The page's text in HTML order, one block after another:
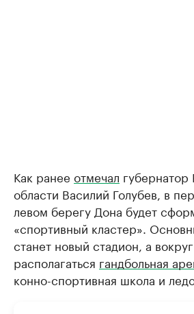
Как ранее отмечал губернатор
области Василий Голубев, в
левом берегу Дона будет
«спортивный кластер».
станет новый стадион, а
располагаться гандбольная
конно-спортивная школа и